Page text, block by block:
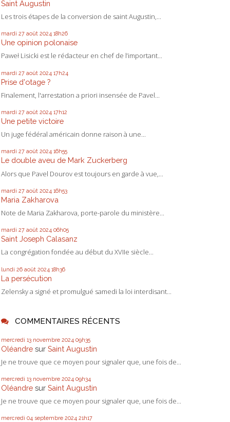
Saint Augustin
Les trois étapes de la conversion de saint Augustin,...
mardi 27 août 2024 18h26
Une opinion polonaise
Paweł Lisicki est le rédacteur en chef de l’important...
mardi 27 août 2024 17h24
Prise d'otage ?
Finalement, l'arrestation a priori insensée de Pavel...
mardi 27 août 2024 17h12
Une petite victoire
Un juge fédéral américain donne raison à une...
mardi 27 août 2024 16h55
Le double aveu de Mark Zuckerberg
Alors que Pavel Dourov est toujours en garde à vue,...
mardi 27 août 2024 16h53
Maria Zakharova
Note de Maria Zakharova, porte-parole du ministère...
mardi 27 août 2024 06h05
Saint Joseph Calasanz
La congrégation fondée au début du XVIIe siècle...
lundi 26 août 2024 18h36
La persécution
Zelensky a signé et promulgué samedi la loi interdisant...
COMMENTAIRES RÉCENTS
mercredi 13 novembre 2024 09h35
Oléandre sur Saint Augustin
Je ne trouve que ce moyen pour signaler que, une fois de...
mercredi 13 novembre 2024 09h34
Oléandre sur Saint Augustin
Je ne trouve que ce moyen pour signaler que, une fois de...
mercredi 04 septembre 2024 21h17